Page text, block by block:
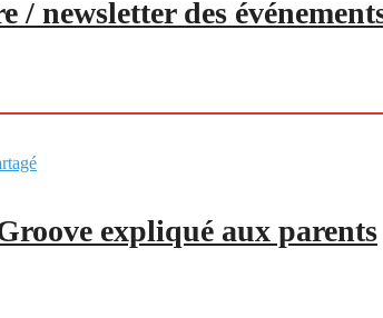
newsletter des
expliqué aux parents